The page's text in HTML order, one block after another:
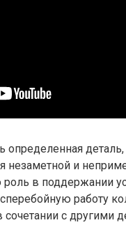
деталь,
незаметной и
роль в поддержании
работу
с другими